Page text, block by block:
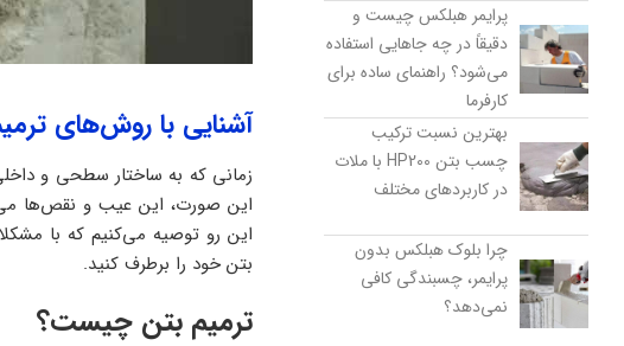
پرایمر هبلکس چیست و
دقیقاً در چه جاهایی استفاده
می‌شود؟ راهنمای ساده برای
کارفرما
بهترین نسبت ترکیب
چسب بتن HP200 با ملات
در کاربردهای مختلف
چرا بلوک هبلکس بدون
پرایمر، چسبندگی کافی
نمی‌دهد؟
آشنایی با روش‌های
زمانی که به ساختار سطحی و
این صورت، این عیب و نقص‌ها‌
این رو توصیه‌ می‌کنیم که با
بتن خود را برطرف کنید.
ترمیم بتن چیست؟